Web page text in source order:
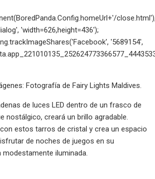
'width=626,height=436');
'5689154',
Fotografía de Fairy Lights Maldives.
de luces LED dentro de un frasco de
nostálgico, creará un brillo agradable.
estos tarros de cristal y crea un espacio
de noches de juegos en su
iluminada.